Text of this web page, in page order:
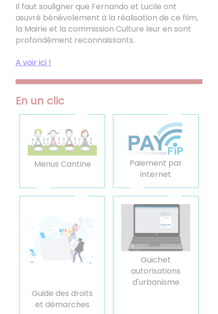
Il faut souligner que Fernando et Lucile ont
œuvré bénévolement à la réalisation de ce film,
la Mairie et la commission Culture leur en sont
profondément reconnaissants.
A voir ici !
En un clic
Menus Cantine
Paiement par
internet
Guide des droits
et démarches
Guichet
autorisations
d'urbanisme